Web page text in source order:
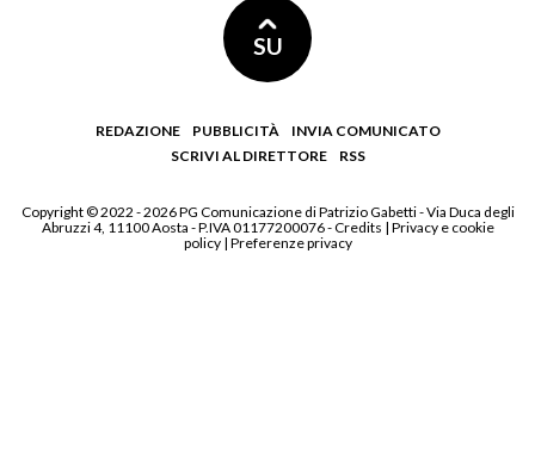
SU
REDAZIONE PUBBLICITÀ
INVIA COMUNICATO
SCRIVI AL DIRETTORE
RSS
Copyright © 2022 - 2026 PG Comunicazione di Patrizio Gabetti - Via Duca degli
Abruzzi 4, 11100 Aosta - P.IVA 01177200076 -Credits | Privacy e cookie
policy| Preferenze privacy